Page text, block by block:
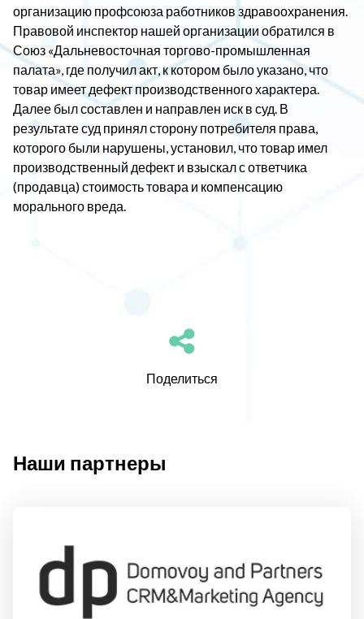
организацию профсоюза работников здравоохранения.
Правовой инспектор нашей организации обратился в
Союз «Дальневосточная торгово-промышленная
палата», где получил акт, к котором было указано, что
товар имеет дефект производственного характера.
Далее был составлен и направлен иск в суд. В
результате суд принял сторону потребителя права,
которого были нарушены, установил, что товар имел
производственный дефект и взыскал с ответчика
(продавца) стоимость товара и компенсацию
морального вреда.
Поделиться
Наши партнеры